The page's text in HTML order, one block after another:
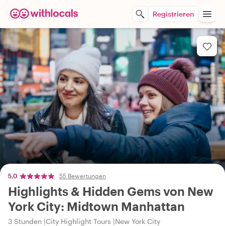
Registrieren
5,0 55 Bewertungen
Highlights & Hidden Gems von New
York City: Midtown Manhattan
3 Stunden City Highlight Tours New York City